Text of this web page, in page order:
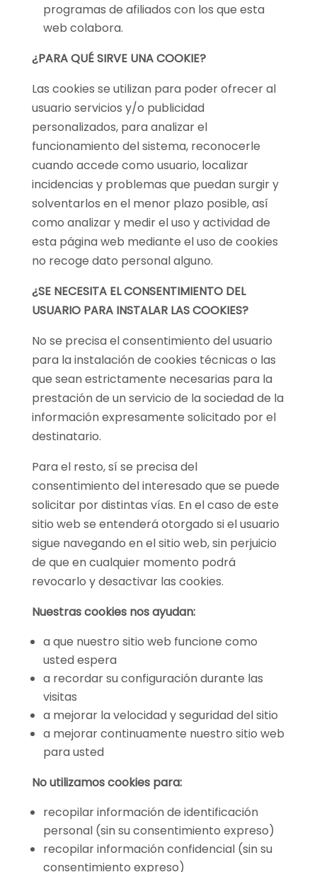
programas de afiliados con los que esta
web colabora.
¿PARA QUÉ SIRVE UNA COOKIE?
Las cookies se utilizan para poder ofrecer al
usuario servicios y/o publicidad
personalizados, para analizar el
funcionamiento del sistema, reconocerle
cuando accede como usuario, localizar
incidencias y problemas que puedan surgir y
solventarlos en el menor plazo posible, así
como analizar y medir el uso y actividad de
esta página web mediante el uso de cookies
no recoge dato personal alguno.
¿SE NECESITA EL CONSENTIMIENTO DEL
USUARIO PARA INSTALAR LAS COOKIES?
No se precisa el consentimiento del usuario
para la instalación de cookies técnicas o las
que sean estrictamente necesarias para la
prestación de un servicio de la sociedad de la
información expresamente solicitado por el
destinatario.
Para el resto, sí se precisa del
consentimiento del interesado que se puede
solicitar por distintas vías. En el caso de este
sitio web se entenderá otorgado si el usuario
sigue navegando en el sitio web, sin perjuicio
de que en cualquier momento podrá
revocarlo y desactivar las cookies.
Nuestras cookies nos ayudan:
a que nuestro sitio web funcione como
usted espera
a recordar su configuración durante las
visitas
a mejorar la velocidad y seguridad del sitio
a mejorar continuamente nuestro sitio web
para usted
No utilizamos cookies para:
recopilar información de identificación
personal (sin su consentimiento expreso)
recopilar información confidencial (sin su
consentimiento expreso)